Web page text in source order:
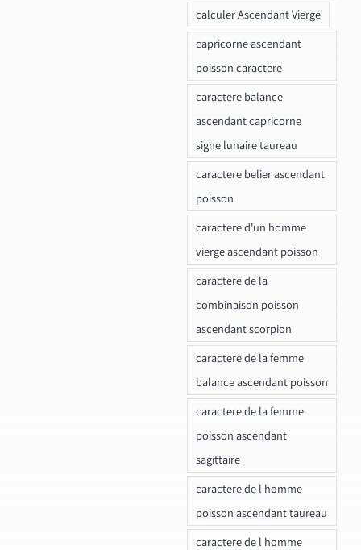
calculer Ascendant Vierge
capricorne ascendant
poisson caractere
caractere balance
ascendant capricorne
signe lunaire taureau
caractere belier ascendant
poisson
caractere d'un homme
vierge ascendant poisson
caractere de la
combinaison poisson
ascendant scorpion
caractere de la femme
balance ascendant poisson
caractere de la femme
poisson ascendant
sagittaire
caractere de l homme
poisson ascendant taureau
caractere de l homme